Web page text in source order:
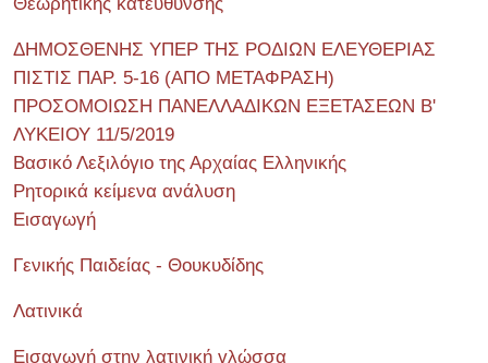
ΔΗΜΟΣΘΕΝΗΣ ΥΠΕΡ ΤΗΣ ΡΟΔΙΩΝ ΕΛΕΥΘΕΡΙΑΣ
ΠΙΣΤΙΣ ΠΑΡ. 5-16 (ΑΠΟ ΜΕΤΑΦΡΑΣΗ)
ΠΡΟΣΟΜΟΙΩΣΗ ΠΑΝΕΛΛΑΔΙΚΩΝ ΕΞΕΤΑΣΕΩΝ Β'
ΛΥΚΕΙΟΥ 11/5/2019
Βασικό Λεξιλόγιο της Αρχαίας Ελληνικής
Ρητορικά κείμενα ανάλυση
Εισαγωγή
Γενικής Παιδείας - Θουκυδίδης
Λατινικά
Εισαγωγή στην λατινική γλώσσα